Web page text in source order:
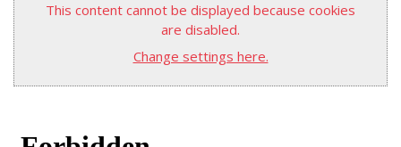
This content cannot be displayed because cookies
are disabled.
Change settings here.